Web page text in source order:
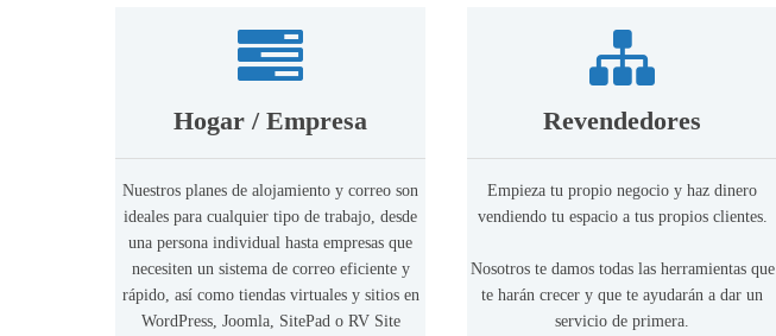
Hogar / Empresa
Nuestros planes de alojamiento y correo son
ideales para cualquier tipo de trabajo, desde
una persona individual hasta empresas que
necesiten un sistema de correo eficiente y
rápido, así como tiendas virtuales y sitios en
WordPress, Joomla, SitePad o RV Site
Revendedores
Empieza tu propio negocio y haz dinero
vendiendo tu espacio a tus propios clientes.
Nosotros te damos todas las herramientas que
te harán crecer y que te ayudarán a dar un
servicio de primera.